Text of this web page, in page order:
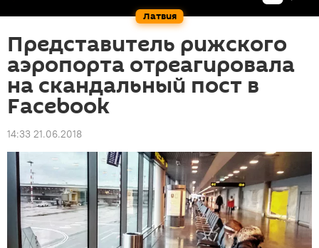
Латвия
Представитель рижского
аэропорта отреагировала
на скандальный пост в
Facebook
14:33 21.06.2018